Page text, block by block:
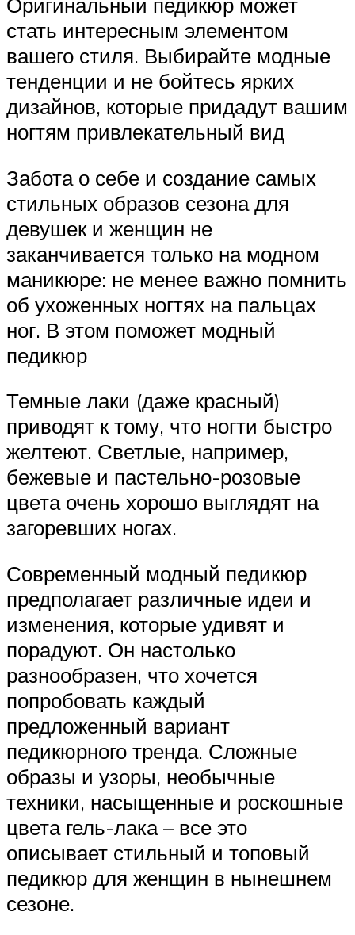
стать интересным элементом
вашего стиля. Выбирайте модные
тенденции и не бойтесь ярких
дизайнов, которые придадут вашим
ногтям привлекательный вид
Забота о себе и создание самых
стильных образов сезона для
девушек и женщин не
заканчивается только на модном
маникюре: не менее важно помнить
об ухоженных ногтях на пальцах
ног. В этом поможет модный
педикюр
Темные лаки (даже красный)
приводят к тому, что ногти быстро
желтеют. Светлые, например,
бежевые и пастельно-розовые
цвета очень хорошо выглядят на
загоревших ногах.
Современный модный педикюр
предполагает различные идеи и
изменения, которые удивят и
порадуют. Он настолько
разнообразен, что хочется
попробовать каждый
предложенный вариант
педикюрного тренда. Сложные
образы и узоры, необычные
техники, насыщенные и роскошные
цвета гель-лака – все это
описывает стильный и топовый
педикюр для женщин в нынешнем
сезоне.